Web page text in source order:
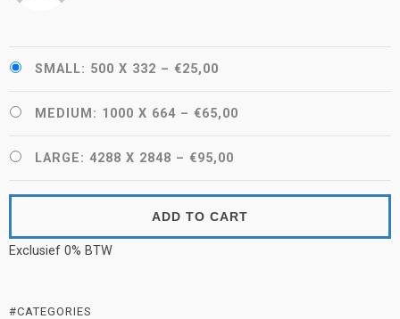
SMALL: 500 X 332 – €25,00
MEDIUM: 1000 X 664 – €65,00
LARGE: 4288 X 2848 – €95,00
ADD TO CART
Exclusief 0% BTW
#CATEGORIES